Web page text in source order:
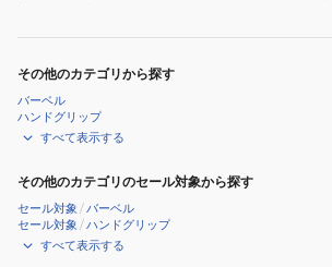
その他のカテゴリから探す
バーベル
ハンドグリップ
すべて表示する
その他のカテゴリのセール対象から探す
セール対象 /バーベル
セール対象 /ハンドグリップ
すべて表示する